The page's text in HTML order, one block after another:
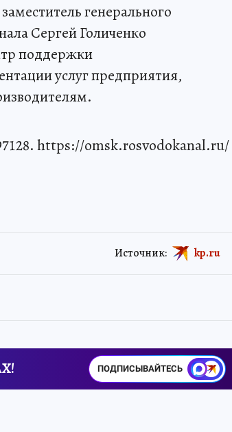
генерального
Сергей Голиченко
поддержки
услуг предприятия,
https://omsk.rosvodokanal.ru/
Источник: kp.ru
ПОДПИСЫВАЙТЕСЬ